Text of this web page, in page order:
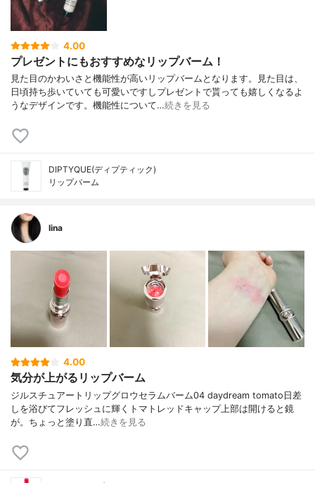
4.00
プレゼントにもおすすめなリップバーム！
見た目のかわいさと機能性が高いリップバームとなります。見た目は、
日頃持ち歩いていても可愛いですしプレゼントで貰っても嬉しくなるよ
うなデザインです。機能性について…続きを見る
DIPTYQUE(ディプティック)
リップバーム
lina
4.00
気分が上がるリップバーム
ジルスチュアートリップグロウセラムバーム04 daydream tomato日差
しを浴びてフレッシュに輝くトマトレッドキャップ上部は開けると鏡
が。ちょっと塗り直…続きを見る